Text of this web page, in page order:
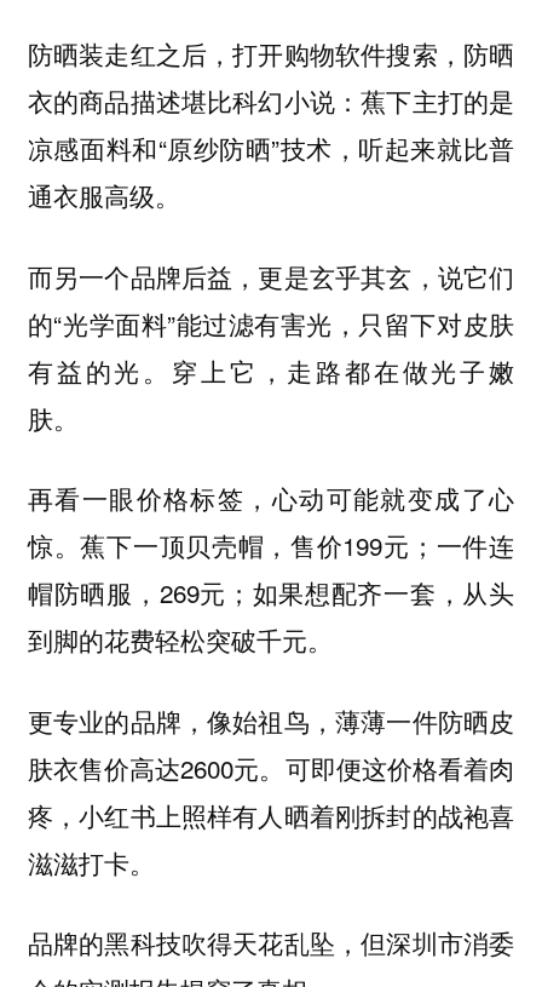
防晒装走红之后，打开购物软件搜索，防晒
衣的商品描述堪比科幻小说：蕉下主打的是
凉感面料和“原纱防晒”技术，听起来就比普
通衣服高级。
而另一个品牌后益，更是玄乎其玄，说它们
的“光学面料”能过滤有害光，只留下对皮肤
有益的光。穿上它，走路都在做光子嫩
肤。
再看一眼价格标签，心动可能就变成了心
惊。蕉下一顶贝壳帽，售价199元；一件连
帽防晒服，269元；如果想配齐一套，从头
到脚的花费轻松突破千元。
更专业的品牌，像始祖鸟，薄薄一件防晒皮
肤衣售价高达2600元。可即便这价格看着肉
疼，小红书上照样有人晒着刚拆封的战袍喜
滋滋打卡。
品牌的黑科技吹得天花乱坠，但深圳市消委